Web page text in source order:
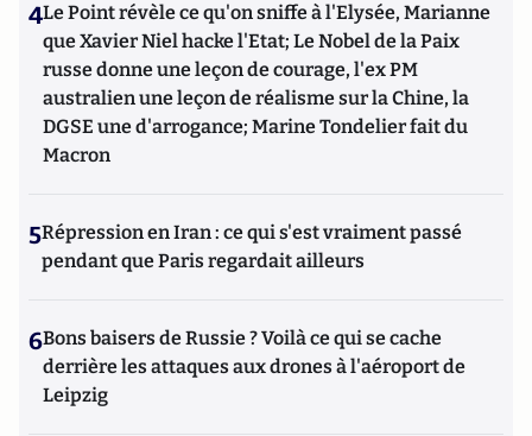
4Le Point révèle ce qu'on sniffe à l'Elysée, Marianne
que Xavier Niel hacke l'Etat; Le Nobel de la Paix
russe donne une leçon de courage, l'ex PM
australien une leçon de réalisme sur la Chine, la
DGSE une d'arrogance; Marine Tondelier fait du
Macron
5Répression en Iran : ce qui s'est vraiment passé
pendant que Paris regardait ailleurs
6Bons baisers de Russie ? Voilà ce qui se cache
derrière les attaques aux drones à l'aéroport de
Leipzig